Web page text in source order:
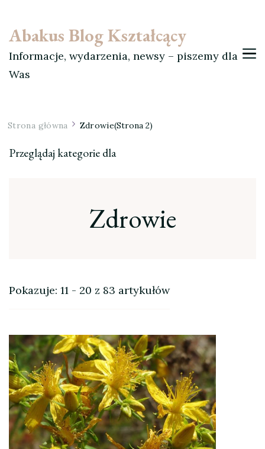
Abakus Blog Kształcący
Informacje, wydarzenia, newsy – piszemy dla
Was
Strona główna Zdrowie(Strona 2)
Przeglądaj kategorie dla
Zdrowie
Pokazuje: 11 - 20 z 83 artykułów